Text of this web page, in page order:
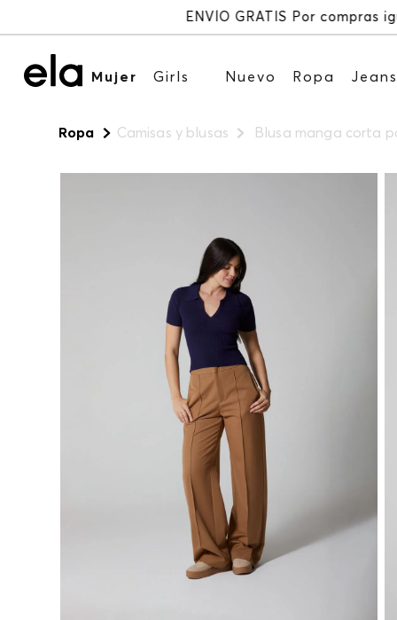
Mujer Girls Nuevo Ropa
Ropa Camisas y blusas Blusa manga corta